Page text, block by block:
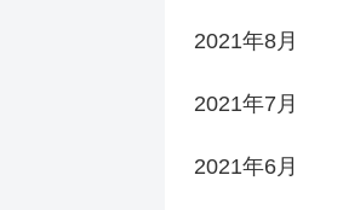
2021年8月
2021年7月
2021年6月